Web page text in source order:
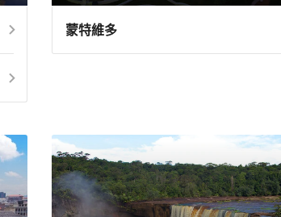
蒙特維多